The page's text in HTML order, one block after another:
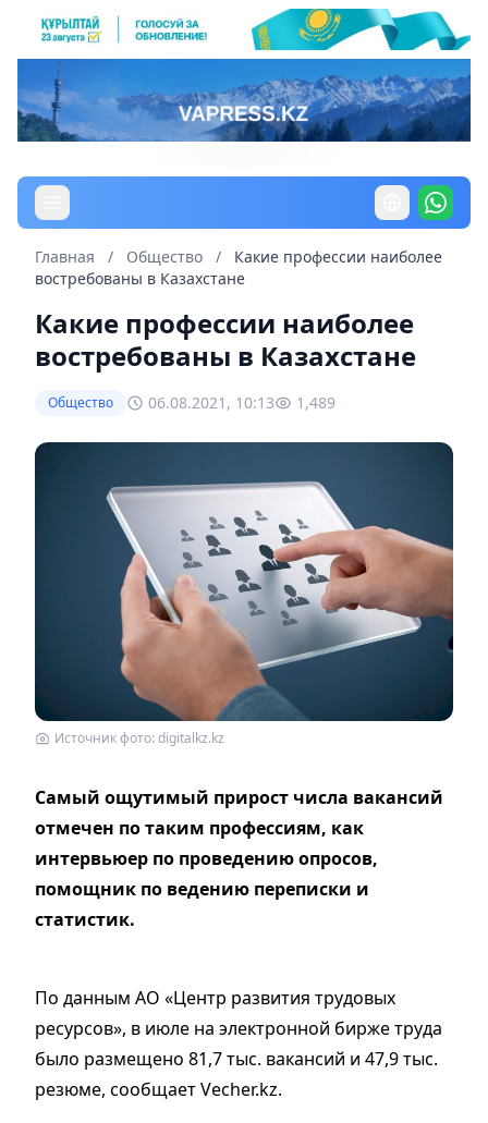
Главная / Общество /
Какие профессии наиболее
востребованы в Казахстане
Какие профессии наиболее
востребованы в Казахстане
Общество 06.08.2021, 10:13 1,489
Источник фото: digitalkz.kz
Самый ощутимый прирост числа вакансий
отмечен по таким профессиям, как
интервьюер по проведению опросов,
помощник по ведению переписки и
статистик.
По данным АО «Центр развития трудовых
ресурсов», в июле на электронной бирже труда
было размещено 81,7 тыс. вакансий и 47,9 тыс.
резюме, cообщает Vecher.kz.